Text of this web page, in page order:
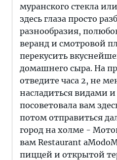
муранского стекла
здесь глаза просто
разнообразия,
веранд и смотровой
перекусить
домашнего сыра. На
отведите часа 2, не
насладиться видами
посоветовала вам
потом отправиться
город на холме -
вам Restaurant
пиццей и открытой